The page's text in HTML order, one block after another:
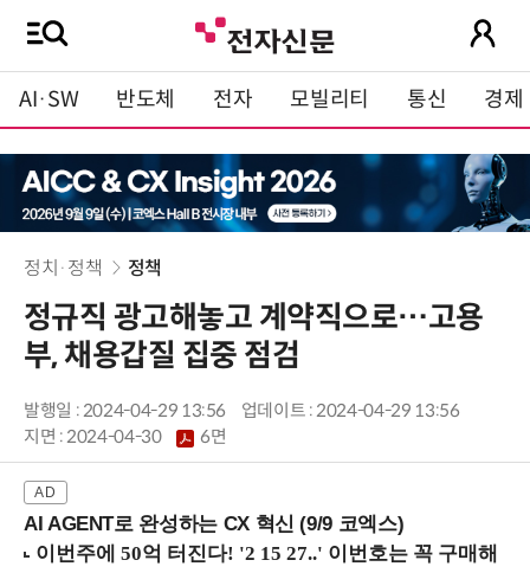
AI·SW 반도체 전자 모빌리티 통신 경제
정치·정책 정책
정규직 광고해놓고 계약직으로…고용
부, 채용갑질 집중 점검
발행일 : 2024-04-29 13:56
업데이트 : 2024-04-29 13:56
지면 :2024-04-30 6면
AI AGENT로 완성하는 CX 혁신 (9/9 코엑스)